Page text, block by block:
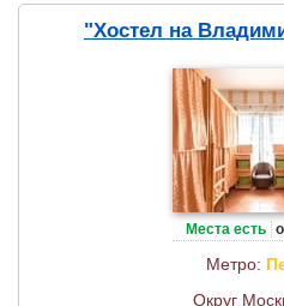
"Хостел на
Места есть
Метро:
Округ